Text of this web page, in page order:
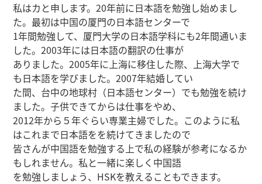
私はカと申します。20年前に日本語を勉強し始めまし
た。最初は中国の厦門の日本語センターで
1年間勉強して、厦門大学の日本語学科にも2年間通いま
した。2003年には日本語の翻訳の仕事が
ありました。2005年に上海に移住した際、上海大学で
も日本語を学びました。2007年結婚してい
た間、台中の地球村（日本語センター）でも勉強を続け
ました。子供できてからは仕事をやめ、
2012年から５年ぐらい専業主婦でした。このように私
はこれまで日本語をを続けてきましたので
皆さんが中国語を勉強する上で私の経験が参考になるか
もしれません。私と一緒に楽しく中国語
を勉強しましょう、HSKを教えることもできます。